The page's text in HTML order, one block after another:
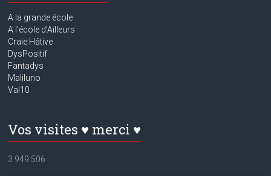
A la grande école
A l’école d’Ailleurs
Craie Hâtive
DysPositif
Fantadys
Maliluno
Val10
Vos visites ♥ merci ♥
3 949 506